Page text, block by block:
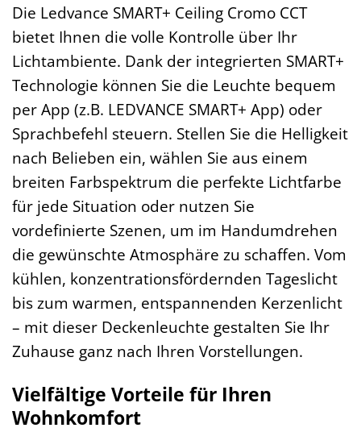
Die Ledvance SMART+ Ceiling Cromo CCT
bietet Ihnen die volle Kontrolle über Ihr
Lichtambiente. Dank der integrierten SMART+
Technologie können Sie die Leuchte bequem
per App (z.B. LEDVANCE SMART+ App) oder
Sprachbefehl steuern. Stellen Sie die Helligkeit
nach Belieben ein, wählen Sie aus einem
breiten Farbspektrum die perfekte Lichtfarbe
für jede Situation oder nutzen Sie
vordefinierte Szenen, um im Handumdrehen
die gewünschte Atmosphäre zu schaffen. Vom
kühlen, konzentrationsfördernden Tageslicht
bis zum warmen, entspannenden Kerzenlicht
– mit dieser Deckenleuchte gestalten Sie Ihr
Zuhause ganz nach Ihren Vorstellungen.
Vielfältige Vorteile für Ihren
Wohnkomfort